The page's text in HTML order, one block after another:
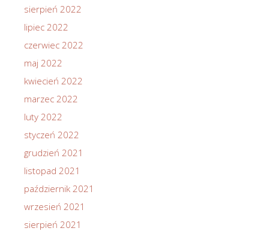
sierpień 2022
lipiec 2022
czerwiec 2022
maj 2022
kwiecień 2022
marzec 2022
luty 2022
styczeń 2022
grudzień 2021
listopad 2021
październik 2021
wrzesień 2021
sierpień 2021